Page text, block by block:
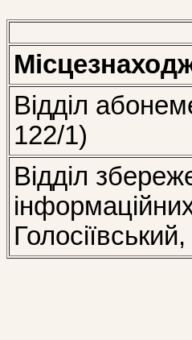
Відділ
122/1)
Відділ